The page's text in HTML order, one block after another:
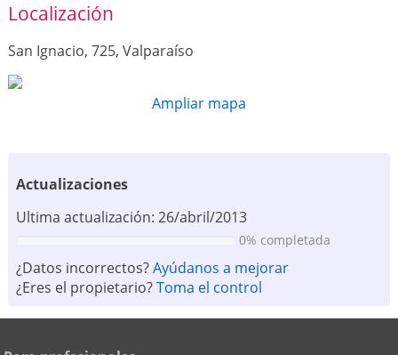
Localización
San Ignacio, 725, Valparaíso
Ampliar mapa
Actualizaciones
Ultima actualización: 26/abril/2013
0% completada
¿Datos incorrectos?Ayúdanos a mejorar
¿Eres el propietario?Toma el control